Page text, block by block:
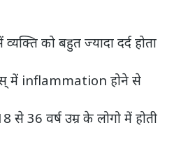
को बहुत ज्यादा दर्द होता
में inflammation होने से
से 36 वर्ष उम्र के लोगो में होती